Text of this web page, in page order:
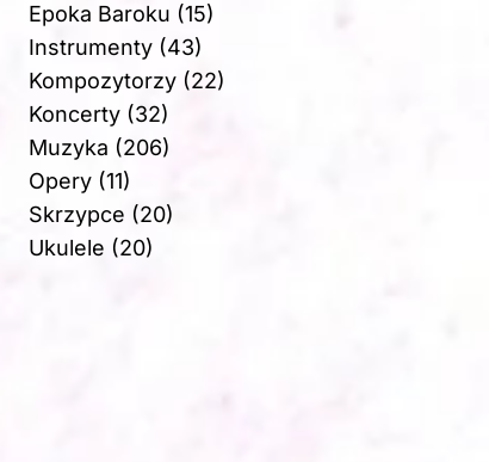
Epoka Baroku (15)
Instrumenty(43)
Kompozytorzy(22)
Koncerty(32)
Muzyka (206)
Opery(11)
Skrzypce (20)
Ukulele (20)